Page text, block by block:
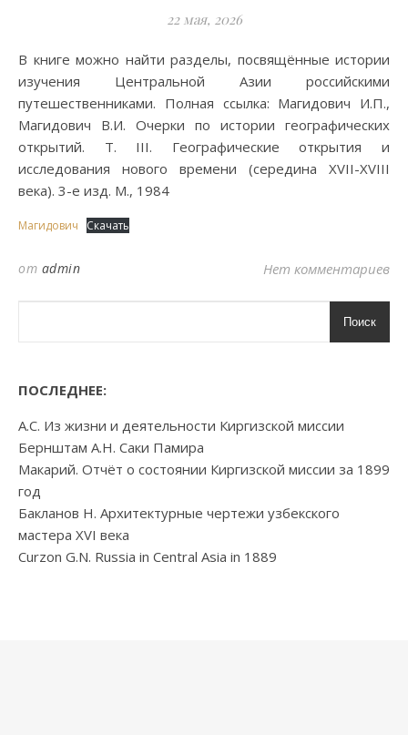
22 мая, 2026
В книге можно найти разделы, посвящённые истории
изучения Центральной Азии российскими
путешественниками. Полная ссылка: Магидович И.П.,
Магидович В.И. Очерки по истории географических
открытий. Т. III. Географические открытия и
исследования нового времени (середина XVII-XVIII
века). 3-е изд. М., 1984
Магидович Скачать
от admin Нет комментариев
Поиск
ПОСЛЕДНЕЕ:
А.С. Из жизни и деятельности Киргизской миссии
Бернштам А.Н. Саки Памира
Макарий. Отчёт о состоянии Киргизской миссии за 1899
год
Бакланов Н. Архитектурные чертежи узбекского
мастера XVI века
Curzon G.N. Russia in Central Asia in 1889